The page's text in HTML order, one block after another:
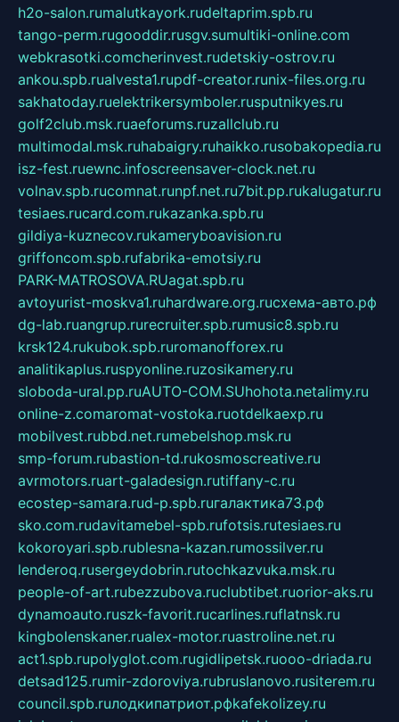
h2o-salon.rumalutkayork.rudeltaprim.spb.ru
tango-perm.rugooddir.rusgv.sumultiki-online.com
webkrasotki.comcherinvest.rudetskiy-ostrov.ru
ankou.spb.rualvesta1.rupdf-creator.runix-files.org.ru
sakhatoday.ruelektrikersymboler.rusputnikyes.ru
golf2club.msk.ruaeforums.ruzallclub.ru
multimodal.msk.ruhabaigry.ruhaikko.rusobakopedia.ru
isz-fest.ruewnc.infoscreensaver-clock.net.ru
volnav.spb.rucomnat.runpf.net.ru7bit.pp.rukalugatur.ru
tesiaes.rucard.com.rukazanka.spb.ru
gildiya-kuznecov.rukameryboavision.ru
griffoncom.spb.rufabrika-emotsiy.ru
PARK-MATROSOVA.RUagat.spb.ru
avtoyurist-moskva1.ruhardware.org.ruсхема-авто.рф
dg-lab.ruangrup.rurecruiter.spb.rumusic8.spb.ru
krsk124.rukubok.spb.ruromanofforex.ru
analitikaplus.ruspyonline.ruzosikamery.ru
sloboda-ural.pp.ruAUTO-COM.SUhohota.netalimy.ru
online-z.comaromat-vostoka.ruotdelkaexp.ru
mobilvest.rubbd.net.rumebelshop.msk.ru
smp-forum.rubastion-td.rukosmoscreative.ru
avrmotors.ruart-galadesign.rutiffany-c.ru
ecostep-samara.rud-p.spb.ruгалактика73.рф
sko.com.rudavitamebel-spb.rufotsis.rutesiaes.ru
kokoroyari.spb.rublesna-kazan.rumossilver.ru
lenderoq.rusergeydobrin.rutochkazvuka.msk.ru
people-of-art.rubezzubova.ruclubtibet.ruorior-aks.ru
dynamoauto.ruszk-favorit.rucarlines.ruflatnsk.ru
kingbolenskaner.rualex-motor.ruastroline.net.ru
act1.spb.rupolyglot.com.rugidlipetsk.ruooo-driada.ru
detsad125.rumir-zdoroviya.rubruslanovo.rusiterem.ru
council.spb.ruлодкипатриот.рфkafekolizey.ru